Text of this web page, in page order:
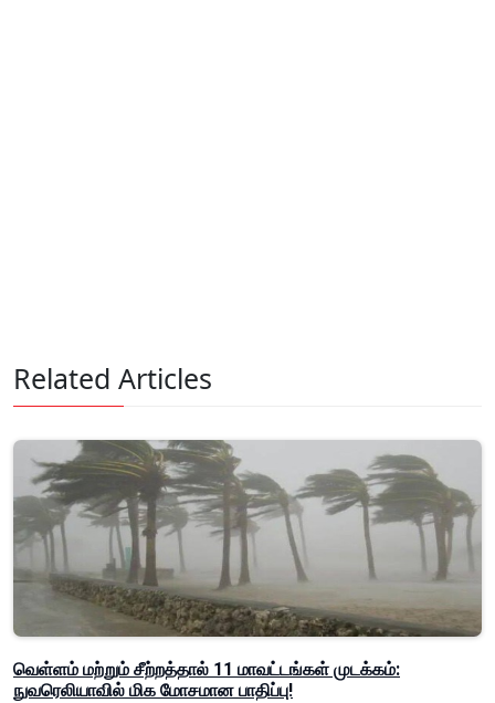
Related Articles
வெள்ளம் மற்றும் சீற்றத்தால் 11 மாவட்டங்கள் முடக்கம்:
நுவரெலியாவில் மிக மோசமான பாதிப்பு!